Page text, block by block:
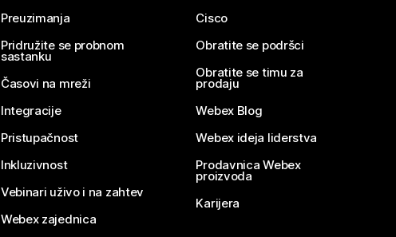
Preuzimanja
Pridružite se probnom
sastanku
Časovi na mreži
Integracije
Pristupačnost
Inkluzivnost
Vebinari uživo i na zahtev
Webex zajednica
Cisco
Obratite se podršci
Obratite se timu za
prodaju
Webex Blog
Webex ideja liderstva
Prodavnica Webex
proizvoda
Karijera